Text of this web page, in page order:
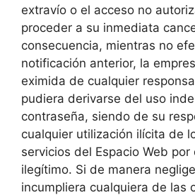
extravío o el acceso no
proceder a su inmediata
consecuencia, mientras no
notificación anterior, la
eximida de cualquier
pudiera derivarse del uso
contraseña, siendo de su
cualquier utilización ilícita de
servicios del Espacio Web
ilegítimo. Si de manera
incumpliera cualquiera de las